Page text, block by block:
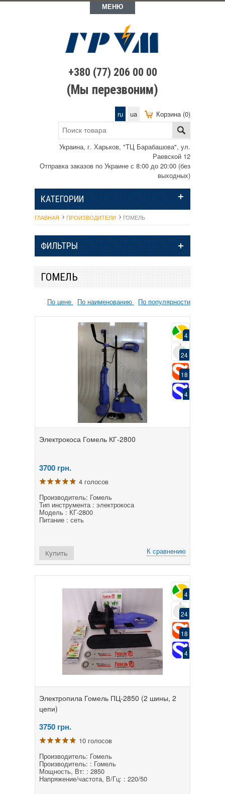
МЕНЮ
+380 (77) 206 00 00
(Мы перезвоним)
Корзина (0)
ru ua
Украина, г. Харьков, "ТЦ Барабашова", ул.
Раевской 12
Отправка заказов по Украине с 8:00 до 20:00 (без
выходных)
КАТЕГОРИИ
ГЛАВНАЯ ПРОИЗВОДИТЕЛИ ГОМЕЛЬ
ФИЛЬТРЫ
ГОМЕЛЬ
По цене По наименованию По популярности
4
24
18
4
Электрокоса Гомель КГ-2800
3700 грн.
4 голосов
Производитель: Гомель
Тип инструмента : электрокоса
Модель : КГ-2800
Питание : сеть
К сравнению
Купить
4
24
18
4
Электропила Гомель ПЦ-2850 (2 шины, 2
цепи)
3750 грн.
10 голосов
Производитель: Гомель
Производитель: : Гомель
Мощность, Вт: : 2850
Напряжение/частота, В/Гц: : 220/50